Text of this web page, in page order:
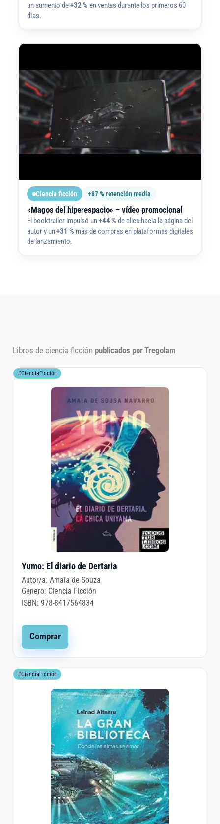
un aumento de+32 % en ventas durante los primeros 60
días.
Ciencia ficción +87 % retención media
«Magos del hiperespacio» – vídeo promocional
El booktrailer impulsó un+44 % de clics hacia la página del
autor y un+31 % más de compras en plataformas digitales
de lanzamiento.
Libros de ciencia ficción publicados por Tregolam
#CienciaFicción
Yumo: El diario de Dertaria
Autor/a:Amaia de Souza
Género: Ciencia Ficción
ISBN: 978-8417564834
Comprar
#CienciaFicción